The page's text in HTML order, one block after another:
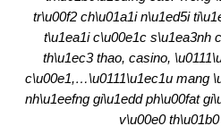
tr\u00f2 ch\u01a1i n\u1ed5i
t\u1ea1i c\u00e1c s\u1ea3nh
th\u1ec3 thao, casino,
c\u00e1,…\u0111\u1ec1u mang
nh\u1eefng gi\u1edd ph\u00fat
v\u00e0